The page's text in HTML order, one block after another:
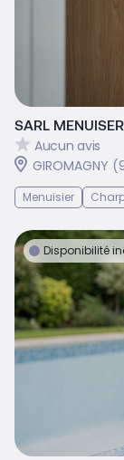
SARL
Aucun avis
GIROMAGNY
Menuisier
Disponibilité